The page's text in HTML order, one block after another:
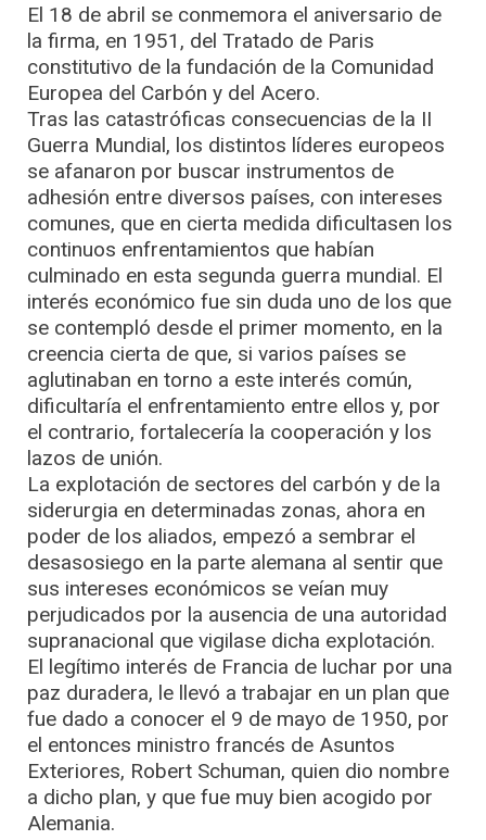
El 18 de abril se conmemora el aniversario de
la firma, en 1951, del Tratado de Paris
constitutivo de la fundación de la Comunidad
Europea del Carbón y del Acero.
Tras las catastróficas consecuencias de la II
Guerra Mundial, los distintos líderes europeos
se afanaron por buscar instrumentos de
adhesión entre diversos países, con intereses
comunes, que en cierta medida dificultasen los
continuos enfrentamientos que habían
culminado en esta segunda guerra mundial. El
interés económico fue sin duda uno de los que
se contempló desde el primer momento, en la
creencia cierta de que, si varios países se
aglutinaban en torno a este interés común,
dificultaría el enfrentamiento entre ellos y, por
el contrario, fortalecería la cooperación y los
lazos de unión.
La explotación de sectores del carbón y de la
siderurgia en determinadas zonas, ahora en
poder de los aliados, empezó a sembrar el
desasosiego en la parte alemana al sentir que
sus intereses económicos se veían muy
perjudicados por la ausencia de una autoridad
supranacional que vigilase dicha explotación.
El legítimo interés de Francia de luchar por una
paz duradera, le llevó a trabajar en un plan que
fue dado a conocer el 9 de mayo de 1950, por
el entonces ministro francés de Asuntos
Exteriores, Robert Schuman, quien dio nombre
a dicho plan, y que fue muy bien acogido por
Alemania.